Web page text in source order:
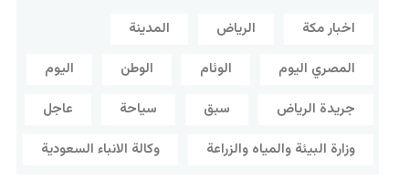
اخبار مكة الرياض
المدينة
المصري اليوم
الوئام الوطن
اليوم
جريدة الرياض
سبق سياحة
عاجل
وزارة البيئة والمياه والزراعة
وكالة الانباء السعودية